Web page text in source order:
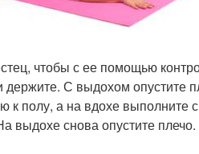
чтобы с ее помощью
С выдохом опустите
полу, а на вдохе выполните
выдохе снова опустите